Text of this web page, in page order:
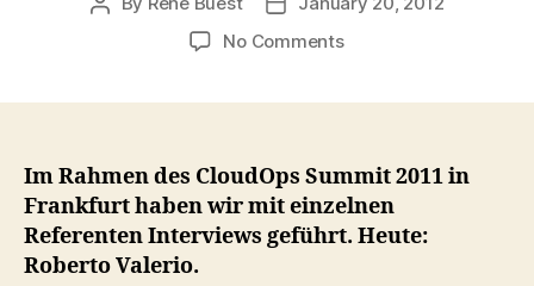
No Commentson
(CloudSafe)
Im Rahmen des CloudOps Summit 2011 in
Frankfurt haben wir mit einzelnen
Referenten Interviews geführt. Heute:
Roberto Valerio.